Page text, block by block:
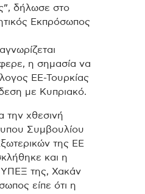
δήλωσε στο
Εκπρόσωπος
η σημασία να
ΕΕ-Τουρκίας
με Κυπριακό.
την χθεσινή
Συμβουλίου
της ΕΕ
και η
ΥΠΕΞ της, Χακάν
είπε ότι η